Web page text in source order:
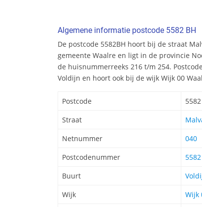
Algemene informatie postcode 5582 BH
De postcode 5582BH hoort bij de straat
gemeente Waalre en ligt in de provincie
de huisnummerreeks 216 t/m 254.
Voldijn en hoort ook bij de wijk Wijk 00
Postcode
Straat
Netnummer
040
Postcodenummer
5582
Buurt
Wijk
Wijk